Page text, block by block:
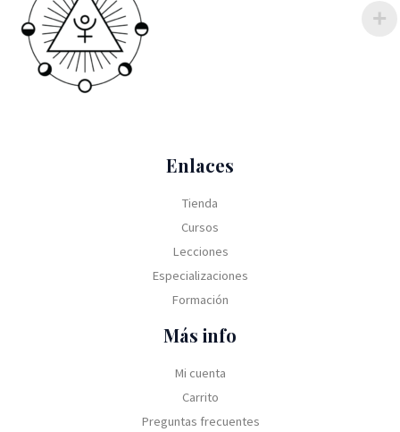
Enlaces
Tienda
Cursos
Lecciones
Especializaciones
Formación
Más info
Mi cuenta
Carrito
Preguntas frecuentes